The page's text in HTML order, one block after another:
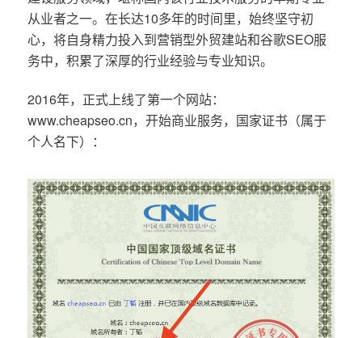
从业者之一。在长达10多年的时间里，始终坚守初
心，将自身精力投入到营销型外贸建站和谷歌SEO服
务中，积累了深厚的行业经验与专业知识。
2016年，正式上线了第一个网站：
www.cheapseo.cn，开始商业服务，国家证书（属于
个人名下）：